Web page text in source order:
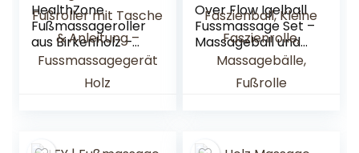
HealthZone
Fußmassageroller
aus Birkenholz –
zur Fussmassage –
Fußreflexzonenma
ssage Gerät –
Over Flow Igelball
Fussmassage Set –
Massageball und
Fußmassageroller
Plantarfasziitis –